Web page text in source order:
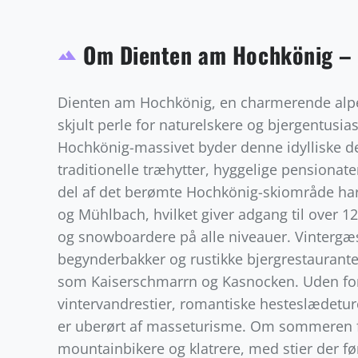
terrain Om Dienten am Hochkönig
Dienten am Hochkönig, en charmerende
skjult perle for naturelskere og
Hochkönig-massivet byder denne idylliske
traditionelle træhytter, hyggelige
del af det berømte Hochkönig-skiområde
og Mühlbach, hvilket giver adgang til over
og snowboardere på alle niveauer.
begynderbakker og rustikke
som Kaiserschmarrn og Kasnocken. Uden
vintervandrestier, romantiske
er uberørt af masseturisme. Om
mountainbikere og klatrere, med stier der